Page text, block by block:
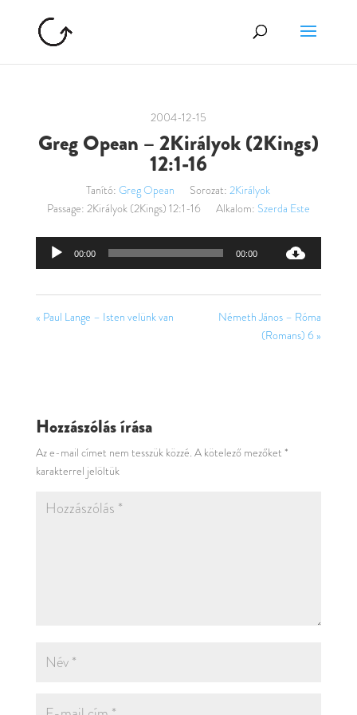
2004-12-15
Greg Opean – 2Királyok (2Kings)
12:1-16
Tanító: Greg Opean Sorozat: 2Királyok
Passage: 2Királyok (2Kings) 12:1-16 Alkalom: Szerda Este
Audió
00:00 00:00
« Paul Lange – Isten velünk van
Németh János – Róma
(Romans) 6 »
Hozzászólás írása
Az e-mail címet nem tesszük közzé. A kötelező mezőket *
karakterrel jelöltük